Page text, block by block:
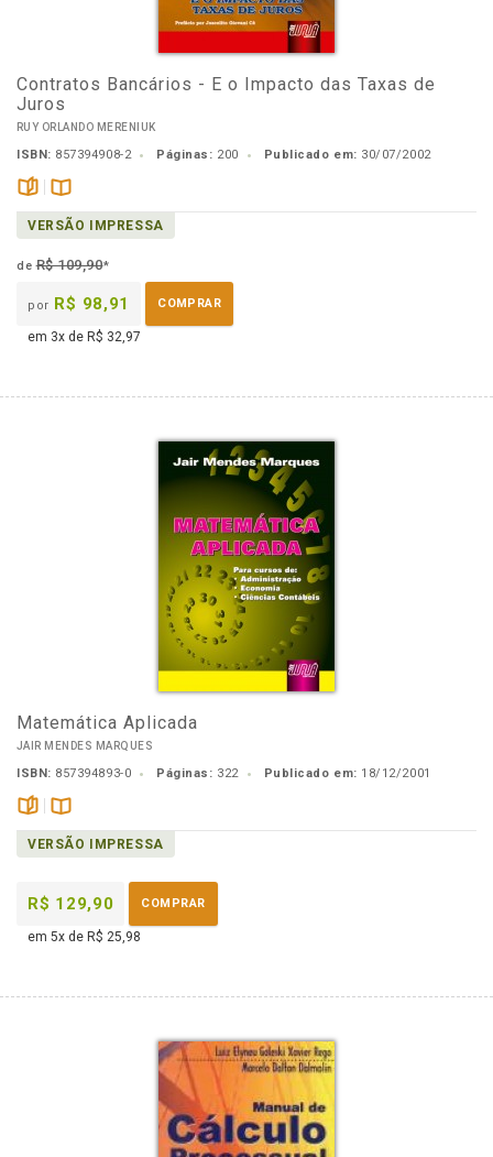
Contratos Bancários - E o Impacto das Taxas de
Juros
RUY ORLANDO MERENIUK
ISBN: 857394908-2 Páginas: 200 Publicado em: 30/07/2002
páginasDisponível
na
VERSÃO IMPRESSA
deR$ 109,90*
por R$ 98,91 COMPRAR
em 3x de R$ 32,97
Matemática Aplicada
JAIR MENDES MARQUES
ISBN: 857394893-0 Páginas: 322 Publicado em: 18/12/2001
páginasDisponível
na
VERSÃO IMPRESSA
R$ 129,90 COMPRAR
em 5x de R$ 25,98